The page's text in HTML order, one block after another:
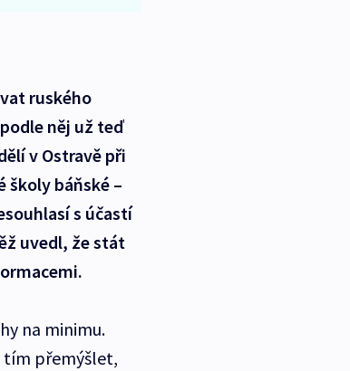
ruského
něj už teď
v Ostravě při
školy báňské –
s účastí
uvedl, že stát
na minimu.
tím přemýšlet,